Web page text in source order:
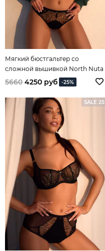
Мягкий бюстгальтер со
сложной вышивкой North Nuta
5660 4250 руб -25%
SALE 25